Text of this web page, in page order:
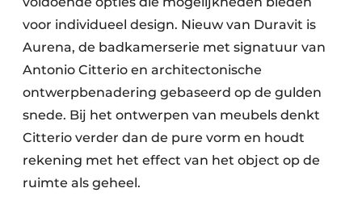
voor individueel design. Nieuw van Duravit is
Aurena, de badkamerserie met signatuur van
Antonio Citterio en architectonische
ontwerpbenadering gebaseerd op de gulden
snede. Bij het ontwerpen van meubels denkt
Citterio verder dan de pure vorm en houdt
rekening met het effect van het object op de
ruimte als geheel.